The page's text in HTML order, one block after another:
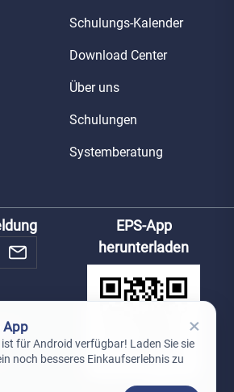
Schulungs-Kalender
Download Center
Über uns
Schulungen
Systemberatung
EPS-App
herunterladen
App ×
für Android verfügbar! Laden Sie sie
noch besseres Einkaufserlebnis zu